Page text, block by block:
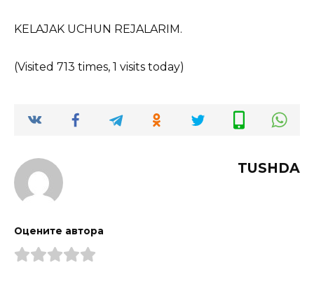
KELAJAK UCHUN REJALARIM.
(Visited 713 times, 1 visits today)
TUSHDA
Оцените автора